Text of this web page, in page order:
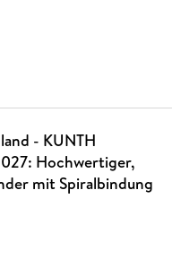
- KUNTH
Hochwertiger,
mit Spiralbindung